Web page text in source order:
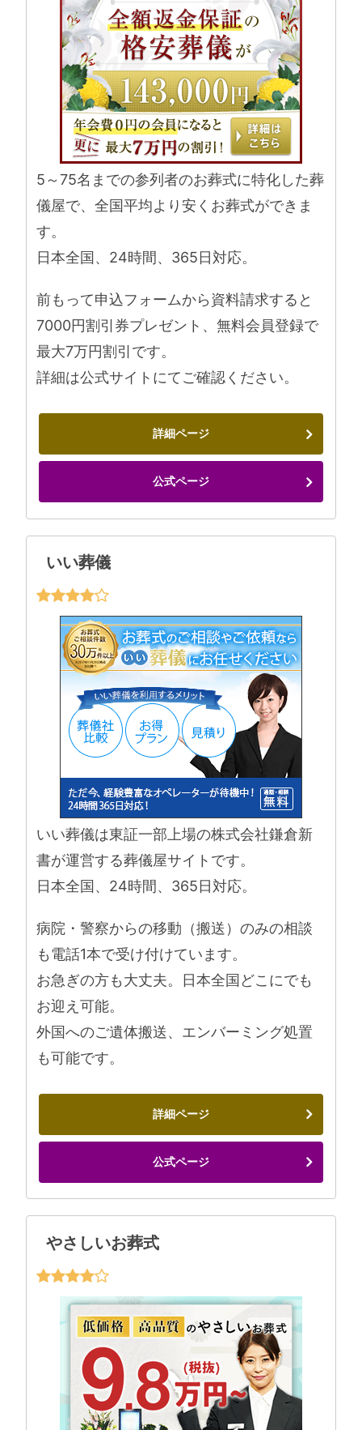
5～75名までの参列者のお葬式に特化した葬
儀屋で、全国平均より安くお葬式ができま
す。
日本全国、24時間、365日対応。
前もって申込フォームから資料請求すると
7000円割引券プレゼント、無料会員登録で
最大7万円割引です。
詳細は公式サイトにてご確認ください。
詳細ページ
公式ページ
いい葬儀
いい葬儀は東証一部上場の株式会社鎌倉新
書が運営する葬儀屋サイトです。
日本全国、24時間、365日対応。
病院・警察からの移動（搬送）のみの相談
も電話1本で受け付けています。
お急ぎの方も大丈夫。日本全国どこにでも
お迎え可能。
外国へのご遺体搬送、エンバーミング処置
も可能です。
詳細ページ
公式ページ
やさしいお葬式